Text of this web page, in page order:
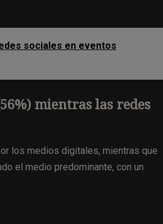
sociales en eventos
mientras las redes
los medios digitales, mientras que
el medio predominante, con un